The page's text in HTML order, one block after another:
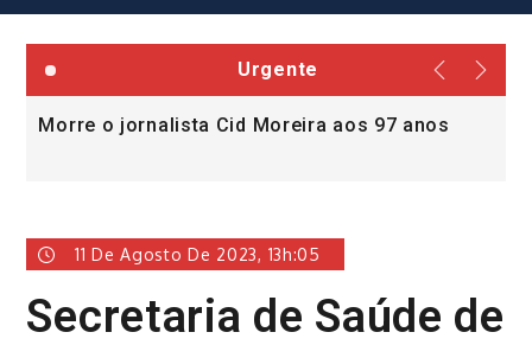
Urgente
Morre o jornalista Cid Moreira aos 97 anos
11 De Agosto De 2023, 13h:05
Secretaria de Saúde de